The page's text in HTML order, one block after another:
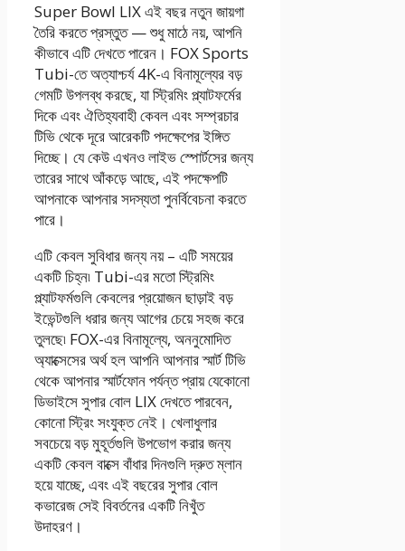
Super Bowl LIX এই বছর নতুন জায়গা
তৈরি করতে প্রস্তুত — শুধু মাঠে নয়, আপনি
কীভাবে এটি দেখতে পারেন। FOX Sports
Tubi-তে অত্যাশ্চর্য 4K-এ বিনামূল্যের বড়
গেমটি উপলব্ধ করছে, যা স্ট্রিমিং প্ল্যাটফর্মের
দিকে এবং ঐতিহ্যবাহী কেবল এবং সম্প্রচার
টিভি থেকে দূরে আরেকটি পদক্ষেপের ইঙ্গিত
দিচ্ছে। যে কেউ এখনও লাইভ স্পোর্টসের জন্য
তারের সাথে আঁকড়ে আছে, এই পদক্ষেপটি
আপনাকে আপনার সদস্যতা পুনর্বিবেচনা করতে
পারে।
এটি কেবল সুবিধার জন্য নয় – এটি সময়ের
একটি চিহ্ন৷ Tubi-এর মতো স্ট্রিমিং
প্ল্যাটফর্মগুলি কেবলের প্রয়োজন ছাড়াই বড়
ইভেন্টগুলি ধরার জন্য আগের চেয়ে সহজ করে
তুলছে৷ FOX-এর বিনামূল্যে, অননুমোদিত
অ্যাক্সেসের অর্থ হল আপনি আপনার স্মার্ট টিভি
থেকে আপনার স্মার্টফোন পর্যন্ত প্রায় যেকোনো
ডিভাইসে সুপার বোল LIX দেখতে পারবেন,
কোনো স্ট্রিং সংযুক্ত নেই। খেলাধুলার
সবচেয়ে বড় মুহূর্তগুলি উপভোগ করার জন্য
একটি কেবল বাক্সে বাঁধার দিনগুলি দ্রুত ম্লান
হয়ে যাচ্ছে, এবং এই বছরের সুপার বোল
কভারেজ সেই বিবর্তনের একটি নিখুঁত
উদাহরণ।